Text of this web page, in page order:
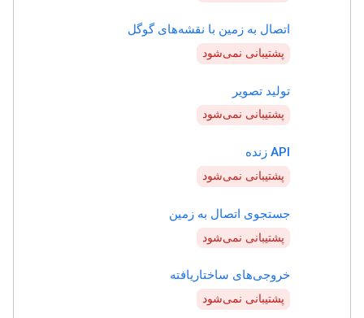
اتصال به زمین با نقشه‌های گوگل
پشتیبانی نمی‌شود
تولید تصویر
پشتیبانی نمی‌شود
API زنده
پشتیبانی نمی‌شود
جستجوی اتصال به زمین
پشتیبانی نمی‌شود
خروجی‌های ساختاریافته
پشتیبانی نمی‌شود